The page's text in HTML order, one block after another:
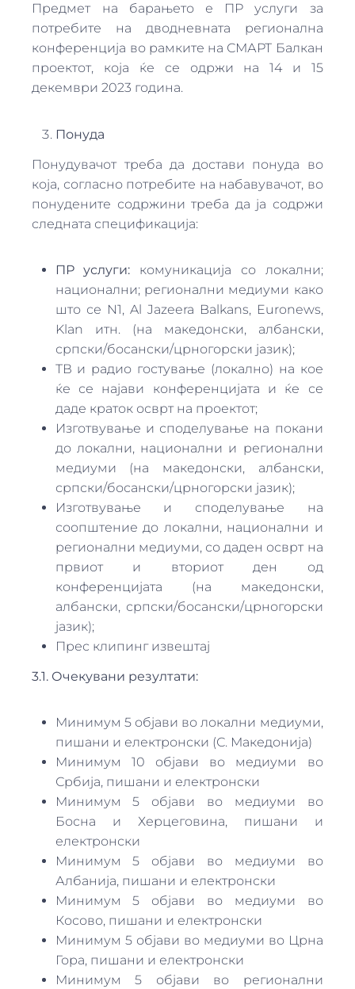
Предмет на барањето е ПР услуги за
потребите на дводневната регионална
конференција во рамките на СМАРТ Балкан
проектот, која ќе се одржи на 14 и 15
декември 2023 година.
Понуда
Понудувачот треба да достави понуда во
која, согласно потребите на набавувачот, во
понудените содржини треба да ја содржи
следната спецификација:
ПР услуги: комуникација со локални;
национални; регионални медиуми како
што се N1, Al Jazeera Balkans, Euronews,
Klan итн. (на македонски, албански,
српски/босански/црногорски јазик);
ТВ и радио гостување (локално) на кое
ќе се најави конференцијата и ќе се
даде краток осврт на проектот;
Изготвување и споделување на покани
до локални, национални и регионални
медиуми (на македонски, албански,
српски/босански/црногорски јазик);
Изготвување и споделување на
соопштение до локални, национални и
регионални медиуми, со даден осврт на
првиот и вториот ден од
конференцијата (на македонски,
албански, српски/босански/црногорски
јазик);
Прес клипинг извештај
3.1. Очекувани резултати:
Минимум 5 објави во локални медиуми,
пишани и електронски (С. Македонија)
Минимум 10 објави во медиуми во
Србија, пишани и електронски
Минимум 5 објави во медиуми во
Босна и Херцеговина, пишани и
електронски
Минимум 5 објави во медиуми во
Албанија, пишани и електронски
Минимум 5 објави во медиуми во
Косово, пишани и електронски
Минимум 5 објави во медиуми во Црна
Гора, пишани и електронски
Минимум 5 објави во регионални